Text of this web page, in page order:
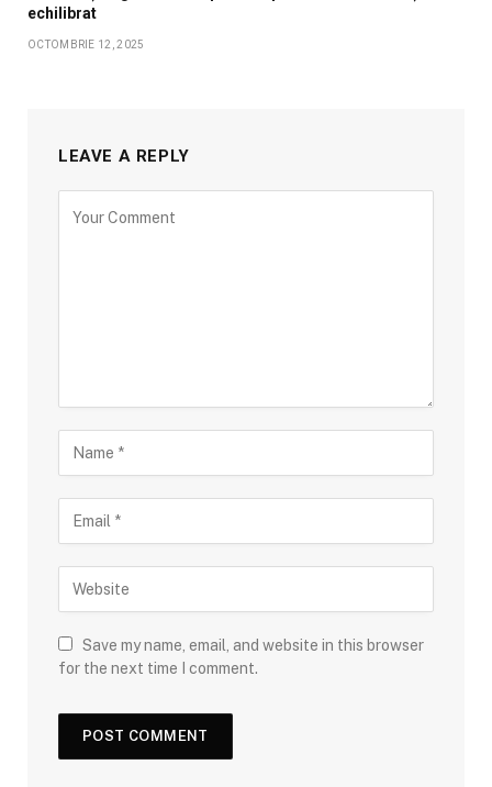
echilibrat
OCTOMBRIE 12, 2025
LEAVE A REPLY
Save my name, email, and website in this browser
for the next time I comment.